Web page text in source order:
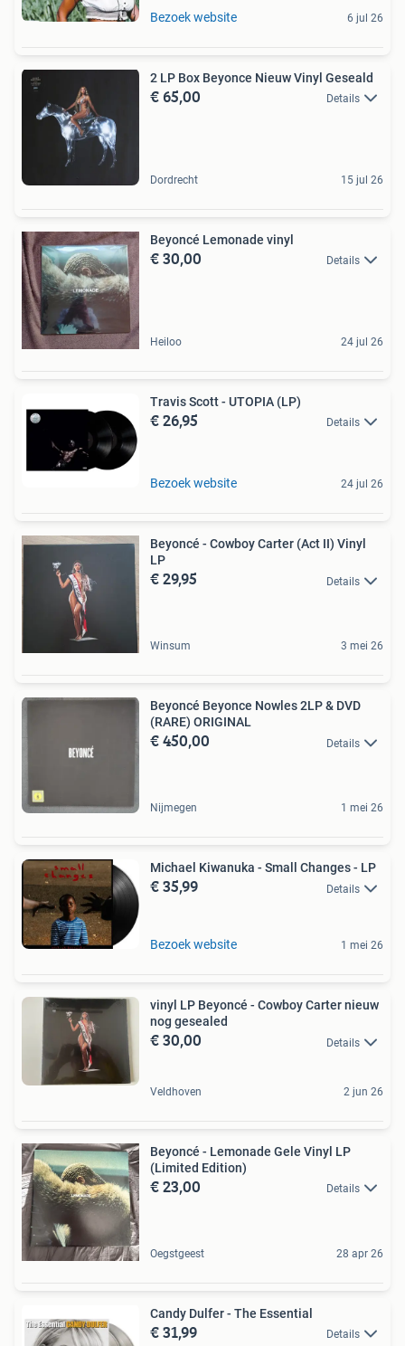
Bezoek website 6 jul 26
2 LP Box Beyonce Nieuw Vinyl Geseald
€ 65,00 Details
Dordrecht 15 jul 26
Beyoncé Lemonade vinyl
€ 30,00 Details
Heiloo 24 jul 26
Travis Scott - UTOPIA (LP)
€ 26,95 Details
Bezoek website 24 jul 26
Beyoncé - Cowboy Carter (Act II) Vinyl
LP
€ 29,95 Details
Winsum 3 mei 26
Beyoncé Beyonce Nowles 2LP & DVD
(RARE) ORIGINAL
€ 450,00 Details
Nijmegen 1 mei 26
Michael Kiwanuka - Small Changes - LP
€ 35,99 Details
Bezoek website 1 mei 26
vinyl LP Beyoncé - Cowboy Carter nieuw
nog gesealed
€ 30,00 Details
Veldhoven 2 jun 26
Beyoncé - Lemonade Gele Vinyl LP
(Limited Edition)
€ 23,00 Details
Oegstgeest 28 apr 26
Candy Dulfer - The Essential
€ 31,99 Details